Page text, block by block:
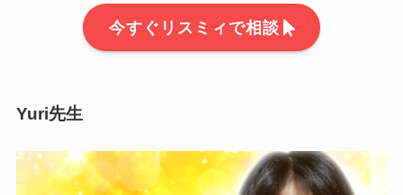
今すぐリスミィで相談
Yuri先生